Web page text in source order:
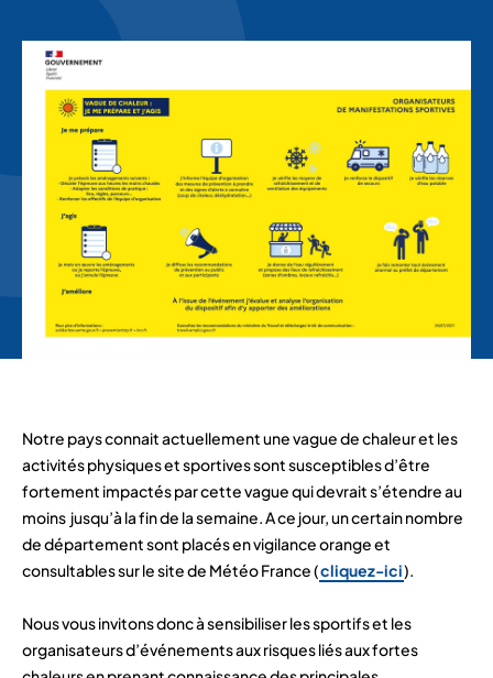
Notre pays connait actuellement une vague de chaleur et les
activités physiques et sportives sont susceptibles d’être
fortement impactés par cette vague qui devrait s’étendre au
moins jusqu’à la fin de la semaine. A ce jour, un certain nombre
de département sont placés en vigilance orange et
consultables sur le site de Météo France (cliquez-ici).
Nous vous invitons donc à sensibiliser les sportifs et les
organisateurs d’événements aux risques liés aux fortes